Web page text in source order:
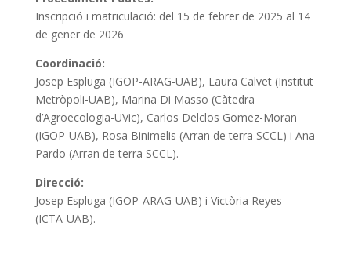
Inscripció i matriculació: del 15 de febrer de 2025 al 14
de gener de 2026
Coordinació:
Josep Espluga (IGOP-ARAG-UAB), Laura Calvet (Institut
Metròpoli-UAB), Marina Di Masso (Càtedra
d’Agroecologia-UVic), Carlos Delclos Gomez-Moran
(IGOP-UAB), Rosa Binimelis (Arran de terra SCCL) i Ana
Pardo (Arran de terra SCCL).
Direcció:
Josep Espluga (IGOP-ARAG-UAB) i Victòria Reyes
(ICTA-UAB).